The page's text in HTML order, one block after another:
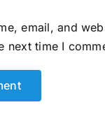
email, and
next time I